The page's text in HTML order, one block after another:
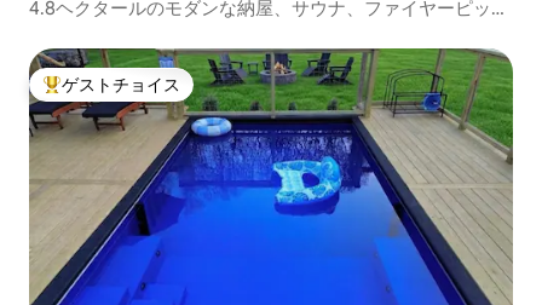
4.8ヘクタールのモダンな納屋、サウナ、ファイヤーピッ
大好評のゲストチョイスです。
ゲストチョイス